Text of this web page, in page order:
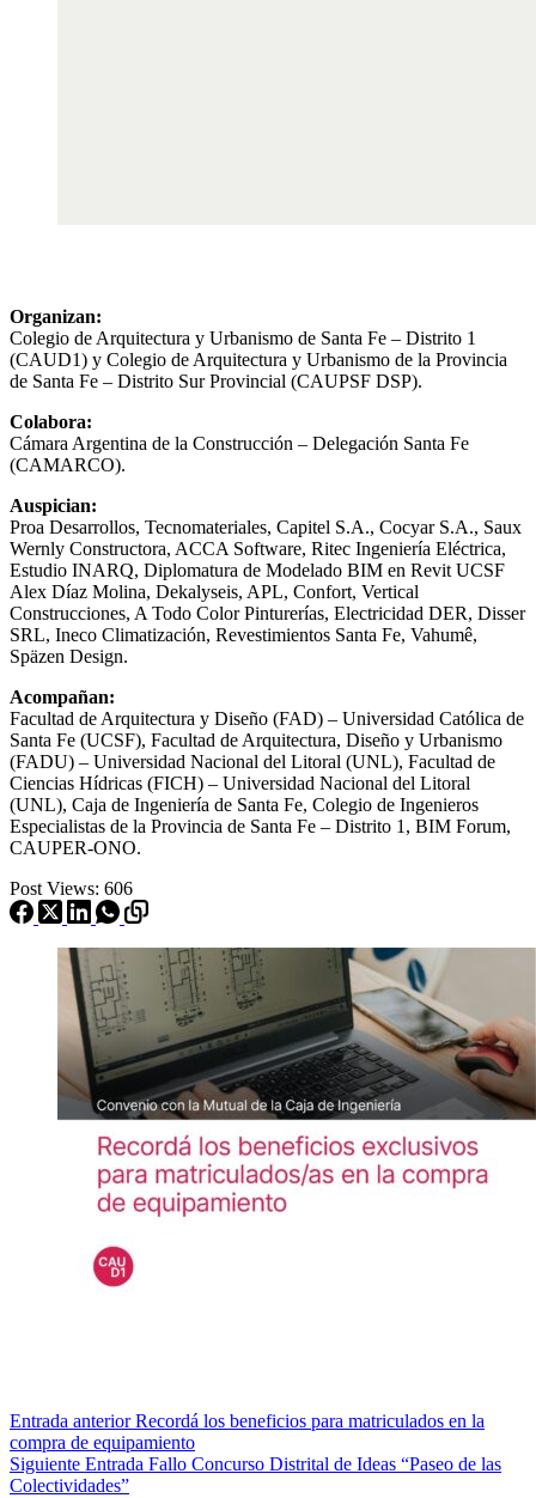
Organizan:
Colegio de Arquitectura y Urbanismo de Santa Fe – Distrito 1
(CAUD1) y Colegio de Arquitectura y Urbanismo de la Provincia
de Santa Fe – Distrito Sur Provincial (CAUPSF DSP).
Colabora:
Cámara Argentina de la Construcción – Delegación Santa Fe
(CAMARCO).
Auspician:
Proa Desarrollos, Tecnomateriales, Capitel S.A., Cocyar S.A., Saux
Wernly Constructora, ACCA Software, Ritec Ingeniería Eléctrica,
Estudio INARQ, Diplomatura de Modelado BIM en Revit UCSF
Alex Díaz Molina, Dekalyseis, APL, Confort, Vertical
Construcciones, A Todo Color Pinturerías, Electricidad DER, Disser
SRL, Ineco Climatización, Revestimientos Santa Fe, Vahumê,
Späzen Design.
Acompañan:
Facultad de Arquitectura y Diseño (FAD) – Universidad Católica de
Santa Fe (UCSF), Facultad de Arquitectura, Diseño y Urbanismo
(FADU) – Universidad Nacional del Litoral (UNL), Facultad de
Ciencias Hídricas (FICH) – Universidad Nacional del Litoral
(UNL), Caja de Ingeniería de Santa Fe, Colegio de Ingenieros
Especialistas de la Provincia de Santa Fe – Distrito 1, BIM Forum,
CAUPER-ONO.
Post Views: 606
Entrada anteriorRecordá los beneficios para matriculados en la
compra de equipamiento
Siguiente Entrada Fallo Concurso Distrital de Ideas “Paseo de las
Colectividades”